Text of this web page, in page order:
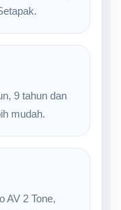
9 tahun dan
mudah.
AV 2 Tone,